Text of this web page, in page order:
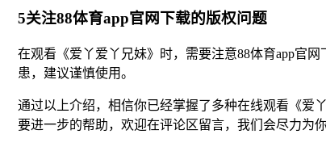
5关注88体育app官网下载的版权问题
在观看《爱丫爱丫兄妹》时，需要注意88体育app官
患，建议谨慎使用。
通过以上介绍，相信你已经掌握了多种在线观看《爱
要进一步的帮助，欢迎在评论区留言，我们会尽力为